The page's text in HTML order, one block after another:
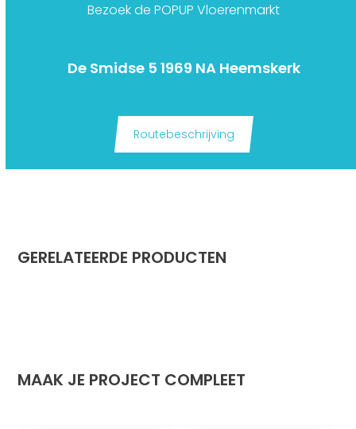
Bezoek de POPUP Vloerenmarkt
De Smidse 5 1969 NA Heemskerk
Routebeschrijving
GERELATEERDE PRODUCTEN
MAAK JE PROJECT COMPLEET